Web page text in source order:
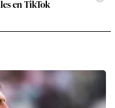
en TikTok